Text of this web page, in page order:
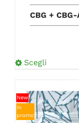
CBG + CBG-
Scegli
New
In
promo